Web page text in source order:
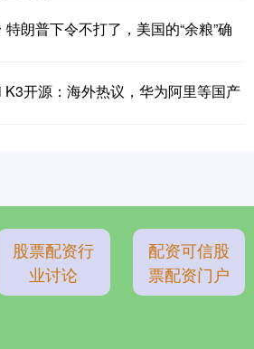
朗普下令不打了，美国的“余粮”确
开源：海外热议，华为阿里等国产
股票配资行
业讨论
配资可信股
票配资门户